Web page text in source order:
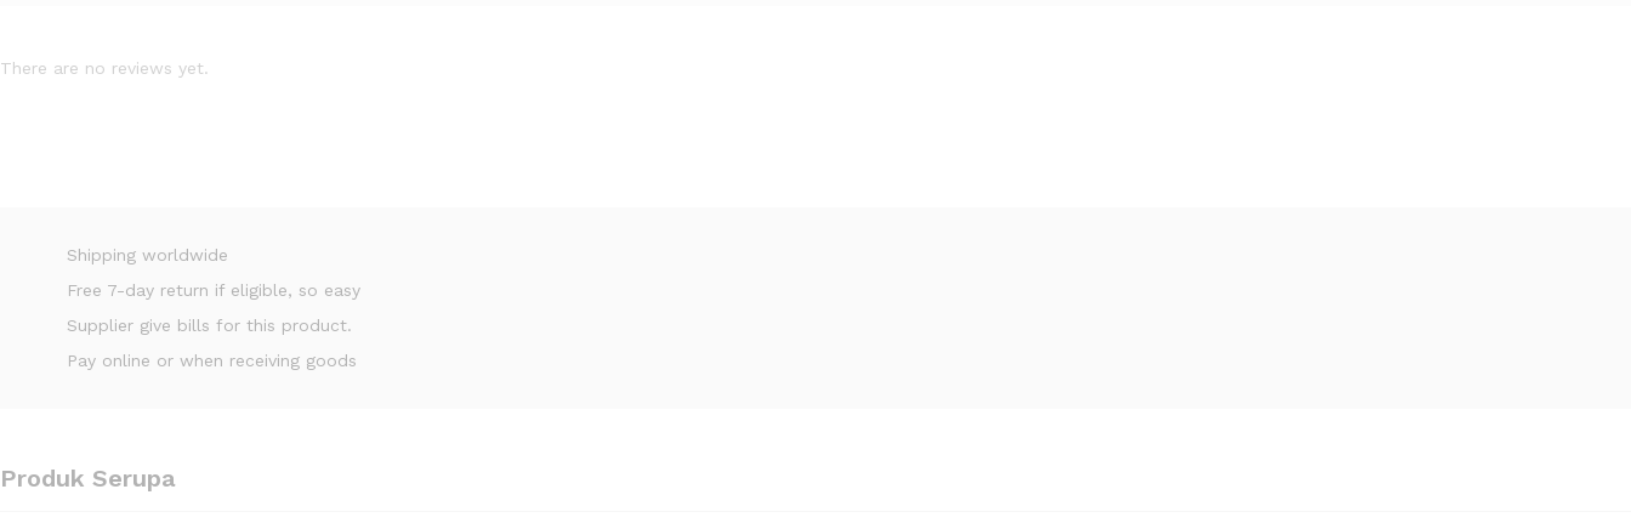
There are no reviews yet.
Shipping worldwide
Free 7-day return if eligible, so easy
Supplier give bills for this product.
Pay online or when receiving goods
Produk Serupa